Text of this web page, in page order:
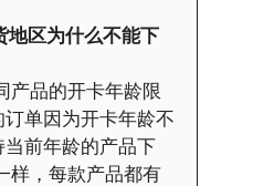
地区为什么不能下
产品的开卡年龄限
单因为开卡年龄不
前年龄的产品下
样，每款产品都有